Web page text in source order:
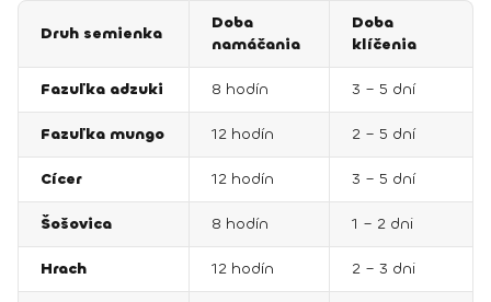
Druh semienka
Doba
namáčania
Doba
klíčenia
Fazuľka adzuki 8 hodín 3 – 5 dní
Fazuľka mungo 12 hodín 2 – 5 dní
Cícer 12 hodín 3 – 5 dní
Šošovica 8 hodín 1 – 2 dni
Hrach 12 hodín 2 – 3 dni